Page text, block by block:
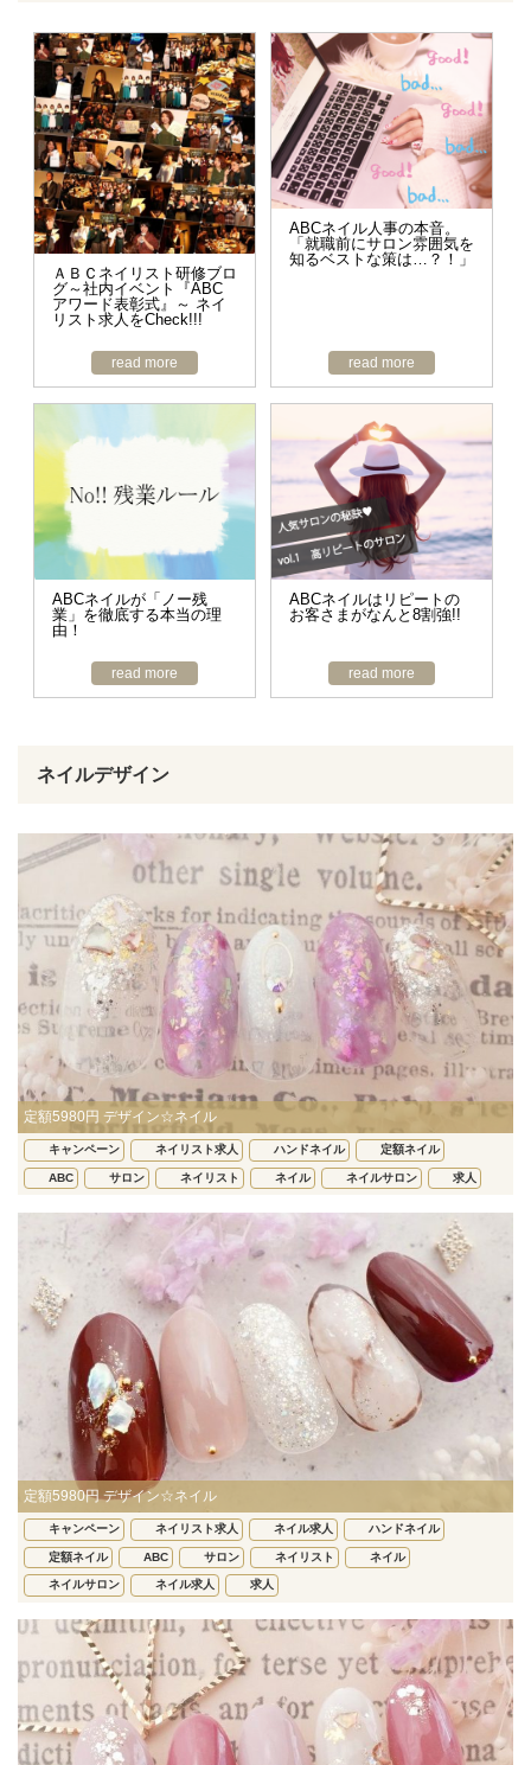
ＡＢＣネイリスト研修ブロ
グ～社内イベント『ABC
アワード表彰式』～ ネイ
リスト求人をCheck!!!
read more
ABCネイル人事の本音。
「就職前にサロン雰囲気を
知るベストな策は…？！」
read more
ABCネイルが「ノー残
業」を徹底する本当の理
由！
read more
ABCネイルはリピートの
お客さまがなんと8割強!!
read more
ネイルデザイン
定額5980円 デザイン☆ネイル
キャンペーン ネイリスト求人 ハンドネイル 定額ネイル
ABC サロン ネイリスト ネイル ネイルサロン 求人
定額5980円 デザイン☆ネイル
キャンペーン ネイリスト求人 ネイル求人 ハンドネイル
定額ネイル ABC サロン ネイリスト ネイル
ネイルサロン ネイル求人 求人